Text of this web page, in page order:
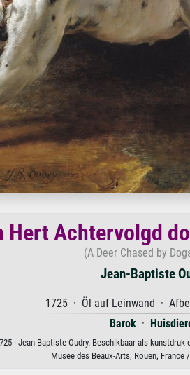
Hert Achtervolgd
(A Deer Chased by
Jean-Baptiste
1725 · Öl auf Leinwand ·
Barok ·
· Jean-Baptiste Oudry. Beschikbaar als
Musee des Beaux-Arts, Rouen, France